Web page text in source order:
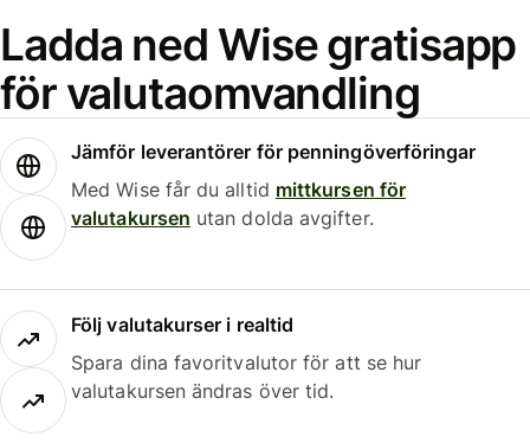
Ladda ned Wise gratisapp
för valutaomvandling
Jämför leverantörer för penningöverföringar
Med Wise får du alltid mittkursen för
valutakursen utan dolda avgifter.
Följ valutakurser i realtid
Spara dina favoritvalutor för att se hur
valutakursen ändras över tid.